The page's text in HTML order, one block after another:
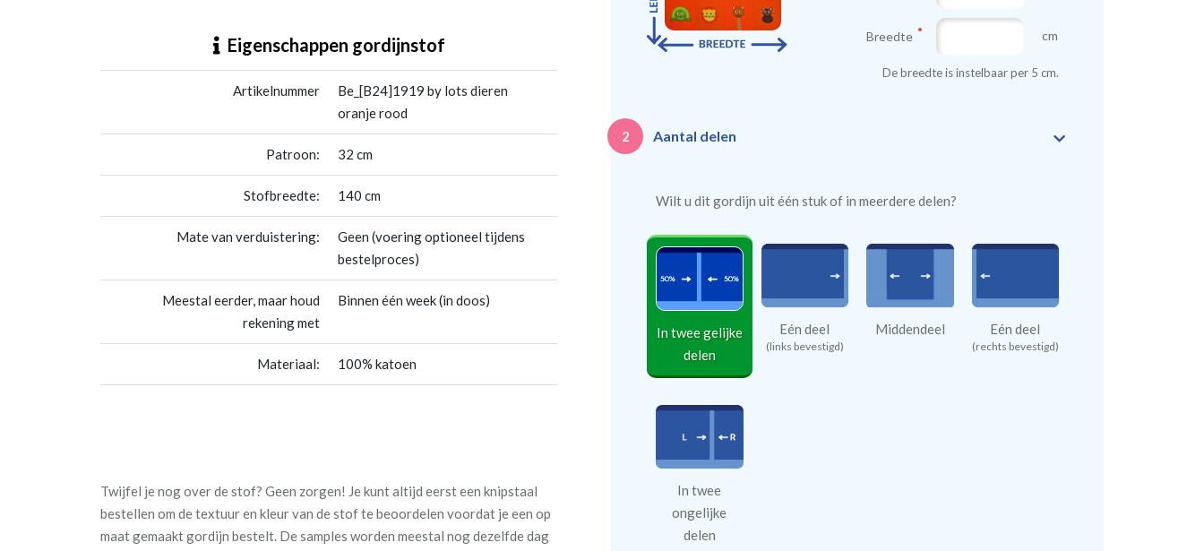
Eigenschappen gordijnstof
Artikelnummer
Be_[B24]1919 by lots dieren
oranje rood
Patroon: 32 cm
Stofbreedte: 140 cm
Mate van verduistering:
Geen (voering optioneel tijdens
bestelproces)
Meestal eerder, maar houd
rekening met
Binnen één week (in doos)
Materiaal: 100% katoen
Twijfel je nog over de stof? Geen zorgen! Je kunt altijd eerst een knipstaal
bestellen om de textuur en kleur van de stof te beoordelen voordat je een op
maat gemaakt gordijn bestelt. De samples worden meestal nog dezelfde dag
Breedte cm
De breedte is instelbaar per 5 cm.
2 Aantal delen
Wilt u dit gordijn uit één stuk of in meerdere delen?
In twee gelijke
delen
Eén deel
(links bevestigd)
Middendeel Eén deel
(rechts bevestigd)
In twee
ongelijke
delen